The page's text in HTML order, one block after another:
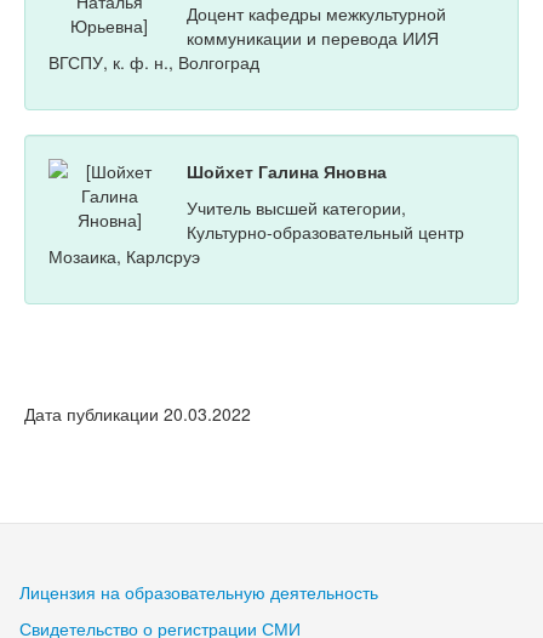
Доцент кафедры межкультурной
коммуникации и перевода ИИЯ
ВГСПУ, к. ф. н., Волгоград
Шойхет Галина Яновна
Учитель высшей категории,
Культурно-образовательный центр
Мозаика, Карлсруэ
Дата публикации 20.03.2022
Лицензия на образовательную деятельность
Свидетельство о регистрации СМИ